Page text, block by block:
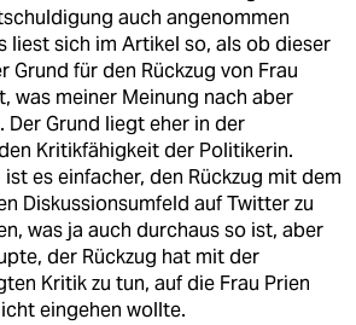
auch angenommen
liest sich im Artikel so, als ob dieser
Grund für den Rückzug von Frau
was meiner Meinung nach aber
Der Grund liegt eher in der
Kritikfähigkeit der Politikerin.
es einfacher, den Rückzug mit dem
Diskussionsumfeld auf Twitter zu
was ja auch durchaus so ist, aber
der Rückzug hat mit der
Kritik zu tun, auf die Frau Prien
eingehen wollte.